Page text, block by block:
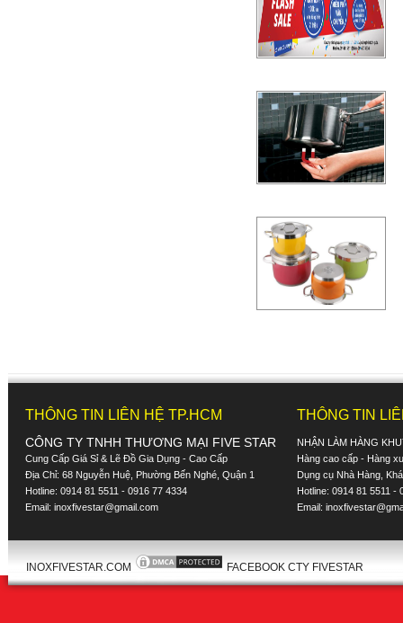
THÔNG TIN LIÊN HỆ TP.HCM
CÔNG TY TNHH THƯƠNG MẠI FIVE STAR
Cung Cấp Giá Sỉ & Lẽ Đồ Gia Dụng - Cao Cấp
Địa Chỉ: 68 Nguyễn Huệ, Phường Bến Nghé, Quận 1
Hotline: 0914 81 5511 - 0916 77 4334
Email: inoxfivestar@gmail.com
THÔNG TIN
NHẬN LÀM HÀNG
Hàng cao cấp - Hàng
Dụng cụ Nhà Hàng,
Hotline: 0914 81 5511 -
Email:
INOXFIVESTAR.COM FACEBOOK CTY FIVESTAR